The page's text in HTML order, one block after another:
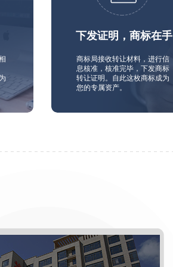
下发证明，商标在手
商标局接收转让材料，进行信
息核准，核准完毕，下发商标
转让证明。自此这枚商标成为
您的专属资产。